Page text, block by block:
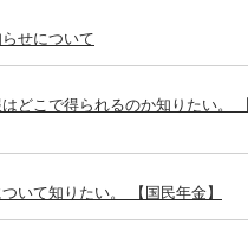
せについて
どこで得られるのか知りたい。
いて知りたい。 【国民年金】